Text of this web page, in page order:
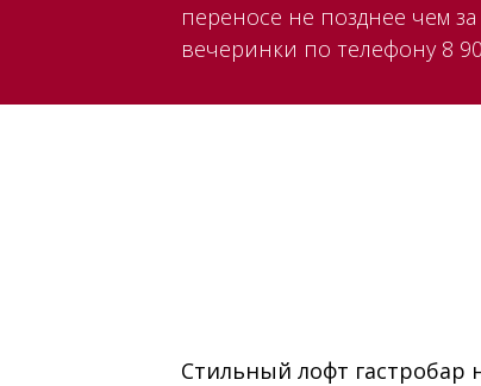
переносе не позднее чем за
вечеринки по телефону 8
Стильный лофт гастробар